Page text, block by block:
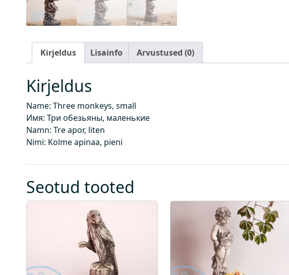
Kirjeldus Lisainfo Arvustused (0)
Kirjeldus
Name: Three monkeys, small
Имя: Три обезьяны, маленькие
Namn: Tre apor, liten
Nimi: Kolme apinaa, pieni
Seotud tooted